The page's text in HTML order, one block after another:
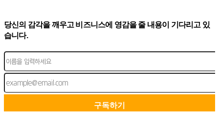
당신의 감각을 깨우고 비즈니스에 영감을 줄 내용이 기다리고 있
습니다.